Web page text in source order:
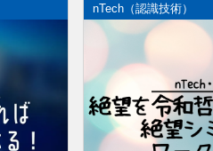
nTech（認識技術）